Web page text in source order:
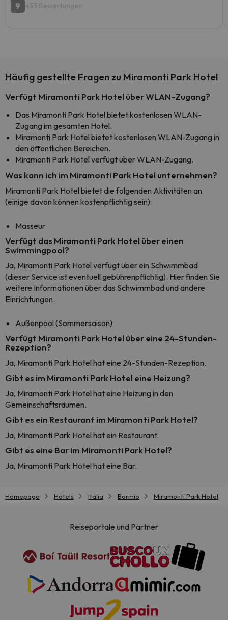
9 433 Bewertungen
Häufig gestellte Fragen zu Miramonti Park Hotel
Verfügt Miramonti Park Hotel über WLAN-Zugang?
Das Miramonti Park Hotel bietet kostenlosen WLAN-
Zugang im gesamten Hotel.
Miramonti Park Hotel bietet kostenlosen WLAN-Zugang in
den öffentlichen Bereichen.
Miramonti Park Hotel verfügt über WLAN-Zugang.
Was kann ich im Miramonti Park Hotel unternehmen?
Miramonti Park Hotel bietet die folgenden Aktivitäten an
(einige davon können kostenpflichtig sein):
Masseur
Verfügt das Miramonti Park Hotel über einen
Swimmingpool?
Ja, Miramonti Park Hotel verfügt über ein Schwimmbad
(dieser Service ist eventuell gebührenpflichtig). Hier finden Sie
weitere Informationen über das Schwimmbad und andere
Einrichtungen.
Außenpool (Sommersaison)
Verfügt Miramonti Park Hotel über eine 24-Stunden-
Rezeption?
Ja, Miramonti Park Hotel hat eine 24-Stunden-Rezeption.
Gibt es im Miramonti Park Hotel eine Heizung?
Ja, Miramonti Park Hotel hat eine Heizung in den
Gemeinschaftsräumen.
Gibt es ein Restaurant im Miramonti Park Hotel?
Ja, Miramonti Park Hotel hat ein Restaurant.
Gibt es eine Bar im Miramonti Park Hotel?
Ja, Miramonti Park Hotel hat eine Bar.
Homepage Hotels Italia Bormio Miramonti Park Hotel
Reiseportale und Partner